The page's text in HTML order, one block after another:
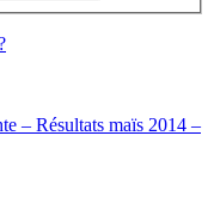
– Résultats maïs 2014 –